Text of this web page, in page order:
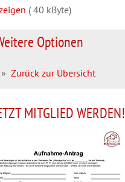
( 40 kByte)
Optionen
» Zurück zur Übersicht
MITGLIED WERDEN!